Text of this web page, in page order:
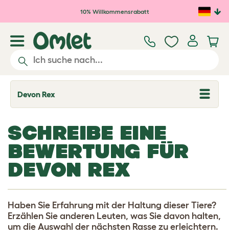
Zum Hauptinhalt springen
10% Willkommensrabatt
Devon Rex
T
o
l
e
d
o
p
d
o
n
SCHREIBE EINE
BEWERTUNG FÜR
DEVON REX
Haben Sie Erfahrung mit der Haltung dieser Tiere?
Erzählen Sie anderen Leuten, was Sie davon halten,
um die Auswahl der nächsten Rasse zu erleichtern.